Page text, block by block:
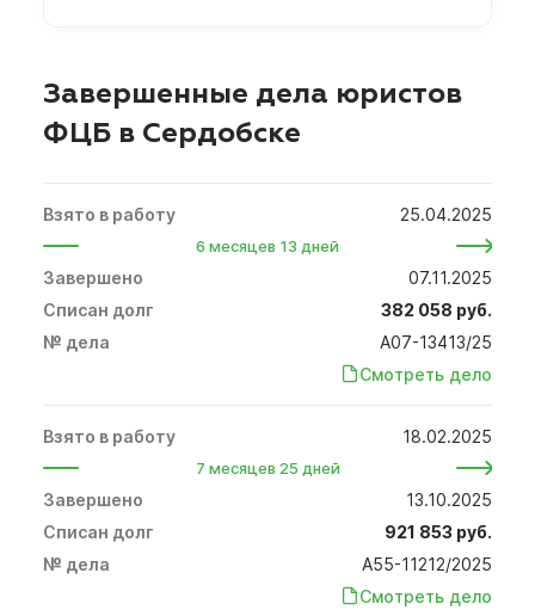
Завершенные дела юристов
ФЦБ в Сердобске
25.04.2025
6 месяцев 13 дней
07.11.2025
382 058 руб.
А07-13413/25
Смотреть дело
18.02.2025
7 месяцев 25 дней
13.10.2025
921 853 руб.
А55-11212/2025
Смотреть дело